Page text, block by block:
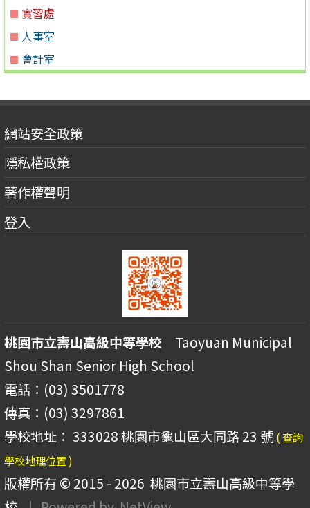
實習處
人事室
會計室
網站安全政策
隱私權政策
著作權聲明
登入
桃園市立壽山高級中等學校 Taoyuan Municipal
Shou Shan Senior High School
電話：(03) 3501778
傳真：(03) 3297861
學校地址： 333028 桃園市龜山區大同路 23 號 ( 查詢
學校地理位置 )
版權所有 © 2015 - 2026 桃園市立壽山高級中等學